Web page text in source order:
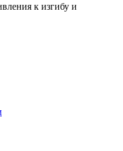
к изгибу и